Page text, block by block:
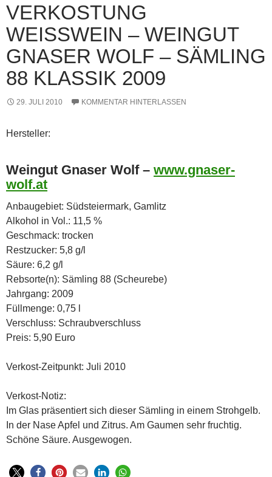
VERKOSTUNG
WEISSWEIN – WEINGUT G
NASER WOLF – SÄMLING 8
8 KLASSIK 2009
29. JULI 2010 KOMMENTAR HINTERLASSEN
Hersteller:
Weingut Gnaser Wolf – www.gnaser-
wolf.at
Anbaugebiet: Südsteiermark, Gamlitz
Alkohol in Vol.: 11,5 %
Geschmack: trocken
Restzucker: 5,8 g/l
Säure: 6,2 g/l
Rebsorte(n): Sämling 88 (Scheurebe)
Jahrgang: 2009
Füllmenge: 0,75 l
Verschluss: Schraubverschluss
Preis: 5,90 Euro
Verkost-Zeitpunkt: Juli 2010
Verkost-Notiz:
Im Glas präsentiert sich dieser Sämling in einem Strohgelb.
In der Nase Apfel und Zitrus. Am Gaumen sehr fruchtig.
Schöne Säure. Ausgewogen.